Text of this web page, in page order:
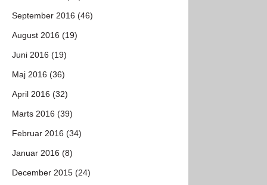
September 2016 (46)
August 2016 (19)
Juni 2016 (19)
Maj 2016 (36)
April 2016 (32)
Marts 2016 (39)
Februar 2016 (34)
Januar 2016 (8)
December 2015 (24)